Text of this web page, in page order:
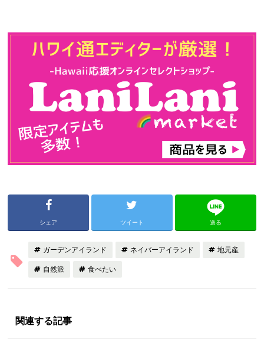
シェア ツイート 送る
ガーデンアイランド ネイバーアイランド 地元産
自然派 食べたい
関連する記事